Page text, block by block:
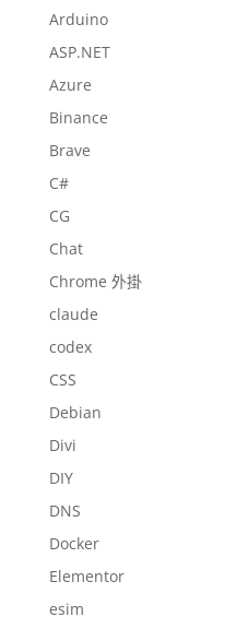
Arduino
ASP.NET
Azure
Binance
Brave
C#
CG
Chat
Chrome 外掛
claude
codex
CSS
Debian
Divi
DIY
DNS
Docker
Elementor
esim